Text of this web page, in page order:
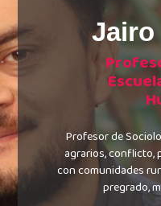
Jairo
Profesor de
agrarios, conflicto,
con comunidades
pregrado,